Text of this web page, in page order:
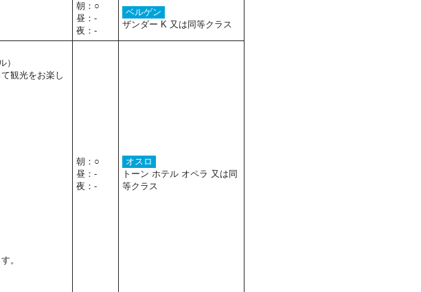
朝：○
昼：-
夜：-
ベルゲン
ザンダー K 又は同等クラス
）
観光をお楽し
。
朝：○
昼：-
夜：-
オスロ
トーン ホテル オペラ 又は同
等クラス